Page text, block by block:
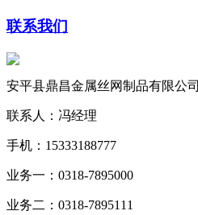
联系我们
安平县鼎昌金属丝网制品有限公司
联系人：冯经理
手机：15333188777
业务一：0318-7895000
业务二：0318-7895111